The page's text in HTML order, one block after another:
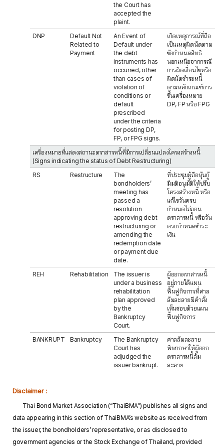
the Court has
accepted the
plaint.
DNP
Default Not
Related to
Payment
An Event of
Default under
the debt
instruments has
occurred, other
than cases of
violation of
conditions or
default
prescribed
under the criteria
for posting DP,
FP, or FPG signs.
เกิดเหตุการณ์ที่ถือ
เป็นเหตุผิดนัดตาม
ข้อกำหนดสิทธิ
นอกเหนือจากกรณี
การผิดเงื่อนไขหรือ
ผิดนัดชำระหนี้
ตามหลักเกณฑ์การ
ขึ้นเครื่องหมาย
DP, FP หรือ FPG
เครื่องหมายที่แสดงสถานะตราสารหนี้ที่มีการเปลี่ยนแปลงโครงสร้างหนี้
(Signs indicating the status of Debt Restructuring)
RS
Restructure
The
bondholders’
meeting has
passed a
resolution
approving debt
restructuring or
amending the
redemption date
or payment due
date.
ที่ประชุมผู้ถือหุ้นกู้
มีมติอนุมัติให้ปรับ
โครงสร้างหนี้ หรือ
แก้ไขวันครบ
กำหนดไถ่ถอน
ตราสารหนี้ หรือวัน
ครบกำหนดชำระ
เงิน
REH Rehabilitation
The issuer is
under a business
rehabilitation
plan approved
by the
Bankruptcy
Court.
ผู้ออกตราสารหนี้
อยู่ภายใต้แผน
ฟื้นฟูกิจการที่ศาล
ล้มละลายมีคำสั่ง
เห็นชอบด้วยแผน
ฟื้นฟูกิจการ
BANKRUPT Bankruptcy
The Bankruptcy
Court has
adjudged the
issuer bankrupt.
ศาลล้มละลาย
พิพากษาให้ผู้ออก
ตราสารหนี้ล้ม
ละลาย
Disclaimer :
Thai Bond Market Association (“ThaiBMA”) publishes all signs and
data appearing in this section of ThaiBMA’s website as received from
the issuer, the bondholders’ representative, or as disclosed to
government agencies or the Stock Exchange of Thailand, provided